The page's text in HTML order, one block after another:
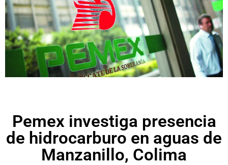
Pemex investiga presencia
de hidrocarburo en aguas de
Manzanillo, Colima